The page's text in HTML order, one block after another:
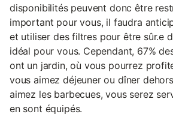
disponibilités peuvent donc être
important pour vous, il faudra
et utiliser des filtres pour être sûr.e
idéal pour vous. Cependant, 67%
ont un jardin, où vous pourrez
vous aimez déjeuner ou dîner
aimez les barbecues, vous serez
en sont équipés.